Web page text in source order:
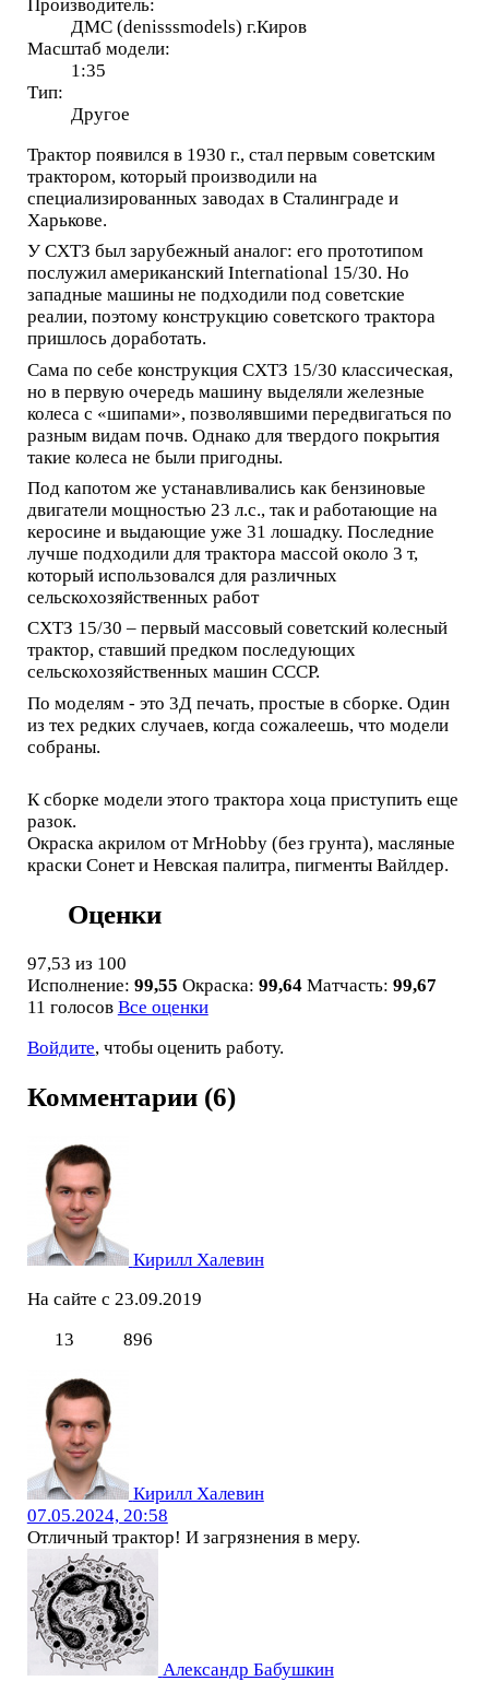
Производитель:
ДМС (denisssmodels) г.Киров
Масштаб модели:
1:35
Тип:
Другое
Трактор появился в 1930 г., стал первым советским
трактором, который производили на
специализированных заводах в Сталинграде и
Харькове.
У СХТЗ был зарубежный аналог: его прототипом
послужил американский International 15/30. Но
западные машины не подходили под советские
реалии, поэтому конструкцию советского трактора
пришлось доработать.
Сама по себе конструкция СХТЗ 15/30 классическая,
но в первую очередь машину выделяли железные
колеса с «шипами», позволявшими передвигаться по
разным видам почв. Однако для твердого покрытия
такие колеса не были пригодны.
Под капотом же устанавливались как бензиновые
двигатели мощностью 23 л.с., так и работающие на
керосине и выдающие уже 31 лошадку. Последние
лучше подходили для трактора массой около 3 т,
который использовался для различных
сельскохозяйственных работ
СХТЗ 15/30 – первый массовый советский колесный
трактор, ставший предком последующих
сельскохозяйственных машин СССР.
По моделям - это 3Д печать, простые в сборке. Один
из тех редких случаев, когда сожалеешь, что модели
собраны.
К сборке модели этого трактора хоца приступить еще
разок.
Окраска акрилом от МrHobby (без грунта), масляные
краски Сонет и Невская палитра, пигменты Вайлдер.
Оценки
97,53 из 100
Исполнение: 99,55 Окраска: 99,64 Матчасть: 99,67
11 голосов Все оценки
Войдите, чтобы оценить работу.
Комментарии (6)
Кирилл Халевин
На сайте с 23.09.2019
13
896
Кирилл Халевин
07.05.2024, 20:58
Отличный трактор! И загрязнения в меру.
Александр Бабушкин